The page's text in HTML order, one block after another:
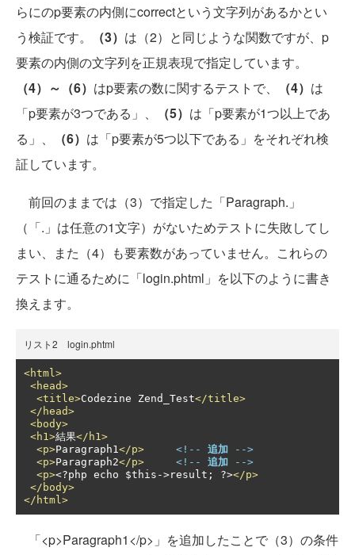
らにのp要素の内側にcorrectという文字列があるかとい
う検証です。
（3） は（2）と同じような関数ですが、p
要素の内側の文字列を正規表現で指定しています。
（4）～（6） はp要素の数に関するテストで、 （4） は
「p要素が3つである」、
（5） は「p要素が1つ以上であ
る」、
（6） は「p要素が5つ以下である」をそれぞれ検
証しています。
前回のままでは（3）で指定した「Paragraph.」
（「.」は任意の1文字）がないためテストに失敗してし
まい、また（4）も要素数があっていません。これらの
テストに通るために「login.phtml」を以下のように書き
換えます。
リスト2 login.phtml
<html>
<head>
<title>Codezine Zend_Test</title>
</head>
<body>
<h1>結果</h1>
<p>Paragraph1</p> <!-- 追加 -->
<p>Paragraph2</p> <!-- 追加 -->
<p><?php echo $this ->result ; ?></p>
</body>
</html>
「<p>Paragraph1</p>」を追加したことで（3）の条件